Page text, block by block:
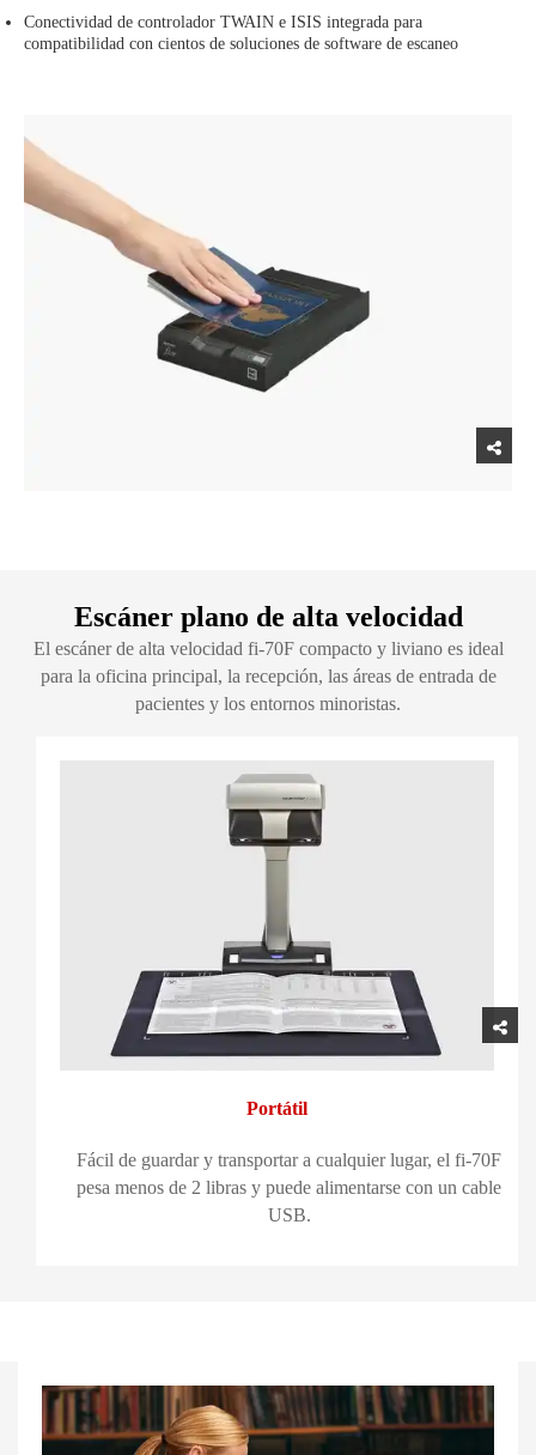
Conectividad de controlador TWAIN e ISIS integrada para
compatibilidad con cientos de soluciones de software de escaneo
Escáner plano de alta velocidad
El escáner de alta velocidad fi-70F compacto y liviano es ideal
para la oficina principal, la recepción, las áreas de entrada de
pacientes y los entornos minoristas.
Portátil
Fácil de guardar y transportar a cualquier lugar, el fi-70F
pesa menos de 2 libras y puede alimentarse con un cable
USB.